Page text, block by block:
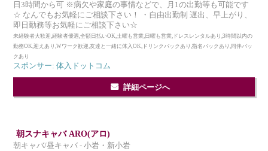
日3時間から可 ※病欠や家庭の事情などで、月1の出勤等も可能です
☆ なんでもお気軽にご相談下さい！ ・自由出勤制 遅出、早上がり、
即日勤務等お気軽にご相談下さい☆
未経験者大歓迎,経験者優遇,全額日払いOK,土曜も営業,日曜も営業,ドレスレンタルあり,3時間以内の
勤務OK,迎えあり,Wワーク歓迎,友達と一緒に体入OK,ドリンクバックあり,指名バックあり,同伴バッ
クあり
スポンサー: 体入ドットコム
詳細ページへ
朝スナキャバ ARO(アロ)
朝キャバ/昼キャバ - 小岩・新小岩